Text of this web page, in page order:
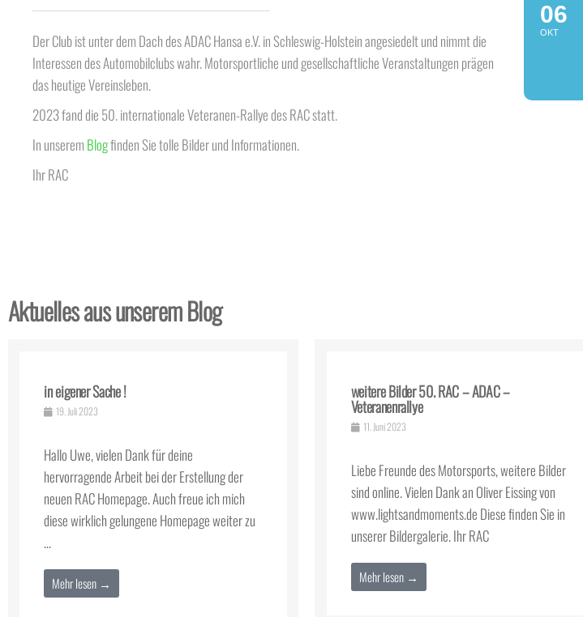
Der Club ist unter dem Dach des ADAC Hansa e.V. in Schleswig-Holstein angesiedelt und nimmt die
Interessen des Automobilclubs wahr. Motorsportliche und gesellschaftliche Veranstaltungen prägen
das heutige Vereinsleben.
2023 fand die 50. internationale Veteranen-Rallye des RAC statt.
In unserem Blogfinden Sie tolle Bilder und Informationen.
Ihr RAC
06
OKT
Aktuelles aus unserem Blog
in eigener Sache !
19. Juli 2023
Hallo Uwe, vielen Dank für deine
hervorragende Arbeit bei der Erstellung der
neuen RAC Homepage. Auch freue ich mich
diese wirklich gelungene Homepage weiter zu
...
Mehr lesen →
weitere Bilder 50. RAC – ADAC –
Veteranenrallye
11. Juni 2023
Liebe Freunde des Motorsports, weitere Bilder
sind online. Vielen Dank an Oliver Eissing von
www.lightsandmoments.de Diese finden Sie in
unserer Bildergalerie. Ihr RAC
Mehr lesen →